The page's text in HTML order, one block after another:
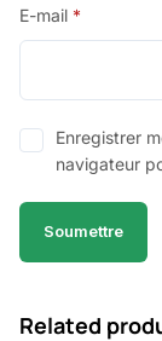
E-mail *
Enregistrer
navigateur
Related